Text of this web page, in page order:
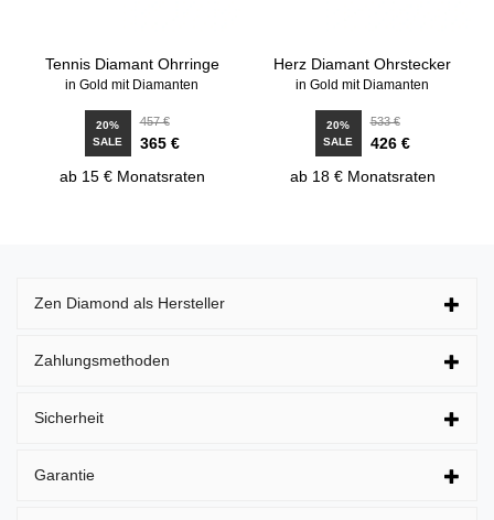
Tennis Diamant Ohrringe
in Gold mit Diamanten
20%
SALE
457 €
365 €
ab 15 € Monatsraten
Herz Diamant Ohrstecker
in Gold mit Diamanten
20%
SALE
533 €
426 €
ab 18 € Monatsraten
Zen Diamond als Hersteller
Zahlungsmethoden
Sicherheit
Garantie